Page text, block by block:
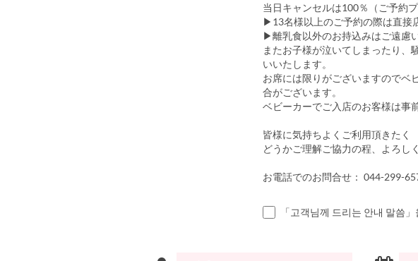
当日キャンセルは100％（ご予約
▶13名様以上のご予約の際は直接
▶離乳食以外のお持込みはご遠慮
またお子様が泣いてしまったり、
いいたします。
お席には限りがございますのでベ
合がございます。
ベビーカーでご入店のお客様は事
皆様に気持ちよくご利用頂きたく
どうかご理解ご協力の程、よろし
お電話でのお問合せ： 044-299-
「고객님께 드리는 안내 말씀